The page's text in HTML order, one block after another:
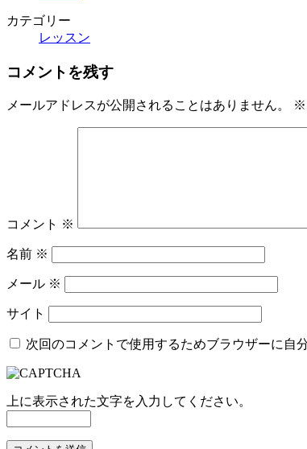
カテゴリー
レッスン
コメントを残す
メールアドレスが公開されることはありません。 ※
コメント ※
名前 ※
メール ※
サイト
次回のコメントで使用するためブラウザーに自
上に表示された文字を入力してください。